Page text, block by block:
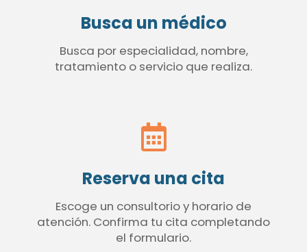
Busca un médico
Busca por especialidad, nombre,
tratamiento o servicio que realiza.
Reserva una cita
Escoge un consultorio y horario de
atención. Confirma tu cita completando
el formulario.